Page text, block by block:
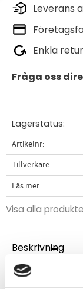
Leverans
Enkla
Fråga oss
Lagerstatus
Artikelnr
Tillverkare
Läs mer
Visa alla
Beskrivning
Vägghållare
dataloggrar i